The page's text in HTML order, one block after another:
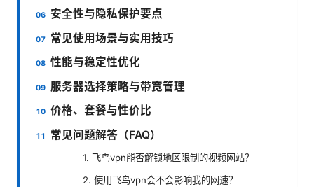
安全性与隐私保护要点
常见使用场景与实用技巧
性能与稳定性优化
服务器选择策略与带宽管理
价格、套餐与性价比
常见问题解答（FAQ）
1. 飞鸟vpn能否解锁地区限制的视频网站？
2. 使用飞鸟vpn会不会影响我的网速？